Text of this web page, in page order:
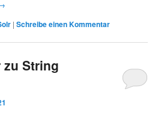
|Schreibe einen Kommentar
zu String